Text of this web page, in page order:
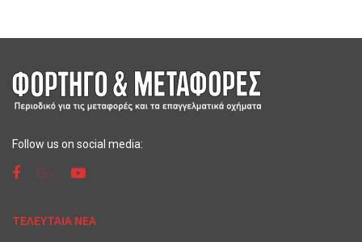
Follow us on social media:
ΤΕΛΕΥΤΑΙΑ ΝΕΑ